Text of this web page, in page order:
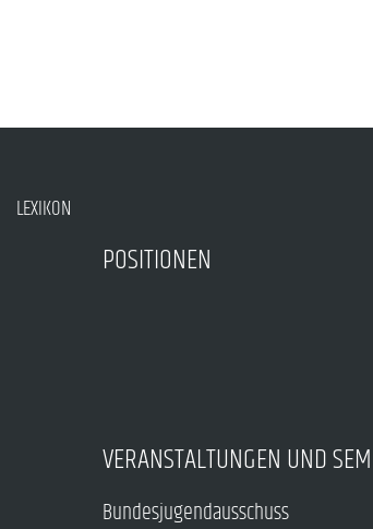
LEXIKON
POSITIONEN
VERANSTALTUNGEN UND
Bundesjugendausschuss